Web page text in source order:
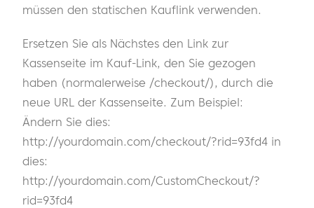
müssen den statischen Kauflink verwenden.
Ersetzen Sie als Nächstes den Link zur
Kassenseite im Kauf-Link, den Sie gezogen
haben (normalerweise /checkout/), durch die
neue URL der Kassenseite. Zum Beispiel:
Ändern Sie dies:
http://yourdomain.com/checkout/?rid=93fd4 in
dies:
http://yourdomain.com/CustomCheckout/?
rid=93fd4